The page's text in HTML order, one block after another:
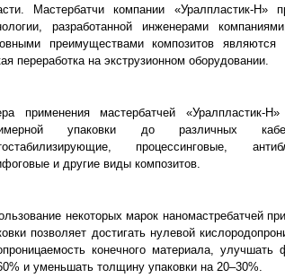
Мастербатчи компании «Уралпластик-Н»
разработанной инженерами
преимуществами композитов являются
переработка на экструзионном оборудовании.
применения мастербатчей «Уралпластик-
упаковки до различных
процессинговые,
и другие виды композитов.
некоторых марок наномастребатчей
позволяет достигать нулевой
конечного материала, улучшать
и уменьшать толщину упаковки на 20–30%.